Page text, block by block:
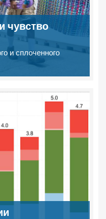
чувство
и сплоченного